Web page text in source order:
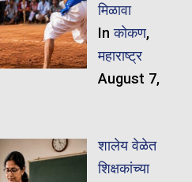
मिळावा
Inकोकण,
महाराष्ट्र
August 7,
शालेय वेळेत
शिक्षकांच्या